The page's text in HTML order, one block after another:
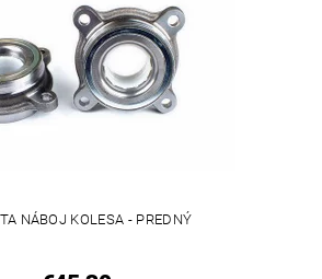
NÁBOJ KOLESA - PREDNÝ